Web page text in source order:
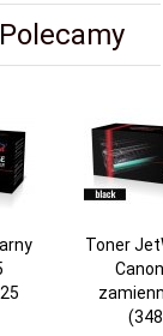
Polecamy
Toner